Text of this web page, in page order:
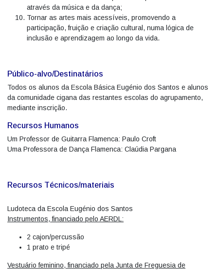
através da música e da dança;
Tornar as artes mais acessíveis, promovendo a
participação, fruição e criação cultural, numa lógica de
inclusão e aprendizagem ao longo da vida.
Público-alvo/Destinatários
Todos os alunos da Escola Básica Eugénio dos Santos e alunos
da comunidade cigana das restantes escolas do agrupamento,
mediante inscrição.
Recursos Humanos
Um Professor de Guitarra Flamenca: Paulo Croft
Uma Professora de Dança Flamenca: Claúdia Pargana
Recursos Técnicos/materiais
Ludoteca da Escola Eugénio dos Santos
Instrumentos, financiado pelo AERDL:
2 cajon/percussão
1 prato e tripé
Vestuário feminino, financiado pela Junta de Freguesia de